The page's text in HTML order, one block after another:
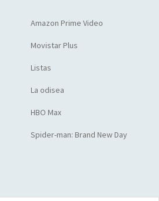
Amazon Prime Video
Movistar Plus
Listas
La odisea
HBO Max
Spider-man: Brand New Day